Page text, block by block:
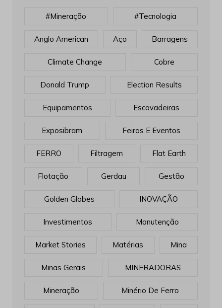
#mineração #tecnologia
Anglo American Aço Barragens
Climate Change Cobre
Donald Trump Election Results
Equipamentos Escavadeiras
Exposibram Feiras E Eventos
FERRO Filtragem Flat Earth
Flotação Gerdau Gestão
Golden Globes INOVAÇÃO
Investimentos Manutenção
Market Stories Matérias Mina
Minas Gerais MINERADORAS
Mineração Minério De Ferro